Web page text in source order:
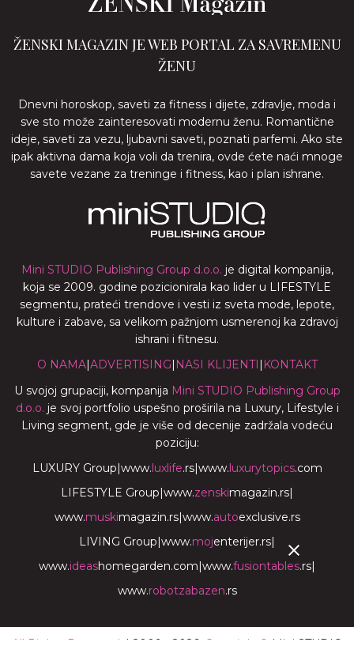
ŽENSKI MAGAZIN JE WEB PORTAL ZA SAVREMENU
ŽENU
Dnevni horoskop, saveti za fitness i dijete, zdravlje, moda i
sve sto može zainteresovati modernu ženu. Romantične
ideje, saveti za vezu, ljubavni saveti, poznati parfemi. Ako ste
ipak aktivna dama koja voli da trenira, ovde ćete naći mnoge
savete vezane za treninge i fitness, kao i plan ishrane.
Mini STUDIO Publishing Group d.o.o. je digital kompanija,
koja se 2009. godine pozicionirala kao lider u LIFESTYLE
segmentu, prateći trendove i vesti iz sveta mode, lepote,
kulture i zabave, sa velikom pažnjom usmerenoj ka zdravoj
ishrani i fitnesu.
O NAMA| ADVERTISING NASI KLIJENTI
KONTAKT
U svojoj grupaciji, kompanija Mini STUDIO Publishing Group
d.o.o. je svoj portfolio uspešno proširila na Luxury, Lifestyle i
Living segment, gde je više od decenije zadržala vodeću
poziciju:
LUXURY Group www. luxlife.rs| www. luxurytopics.com
LIFESTYLE Group www.zenskimagazin.rs
www.muskimagazin.rs| www.autoexclusive.rs
LIVING Group www.mojenterijer.rs
www.ideashomegarden.com www.fusiontables.rs
www.robotzabazen.rs
All Rights Reserved. | 2009 - 2026. Copyright© Mini STUDIO